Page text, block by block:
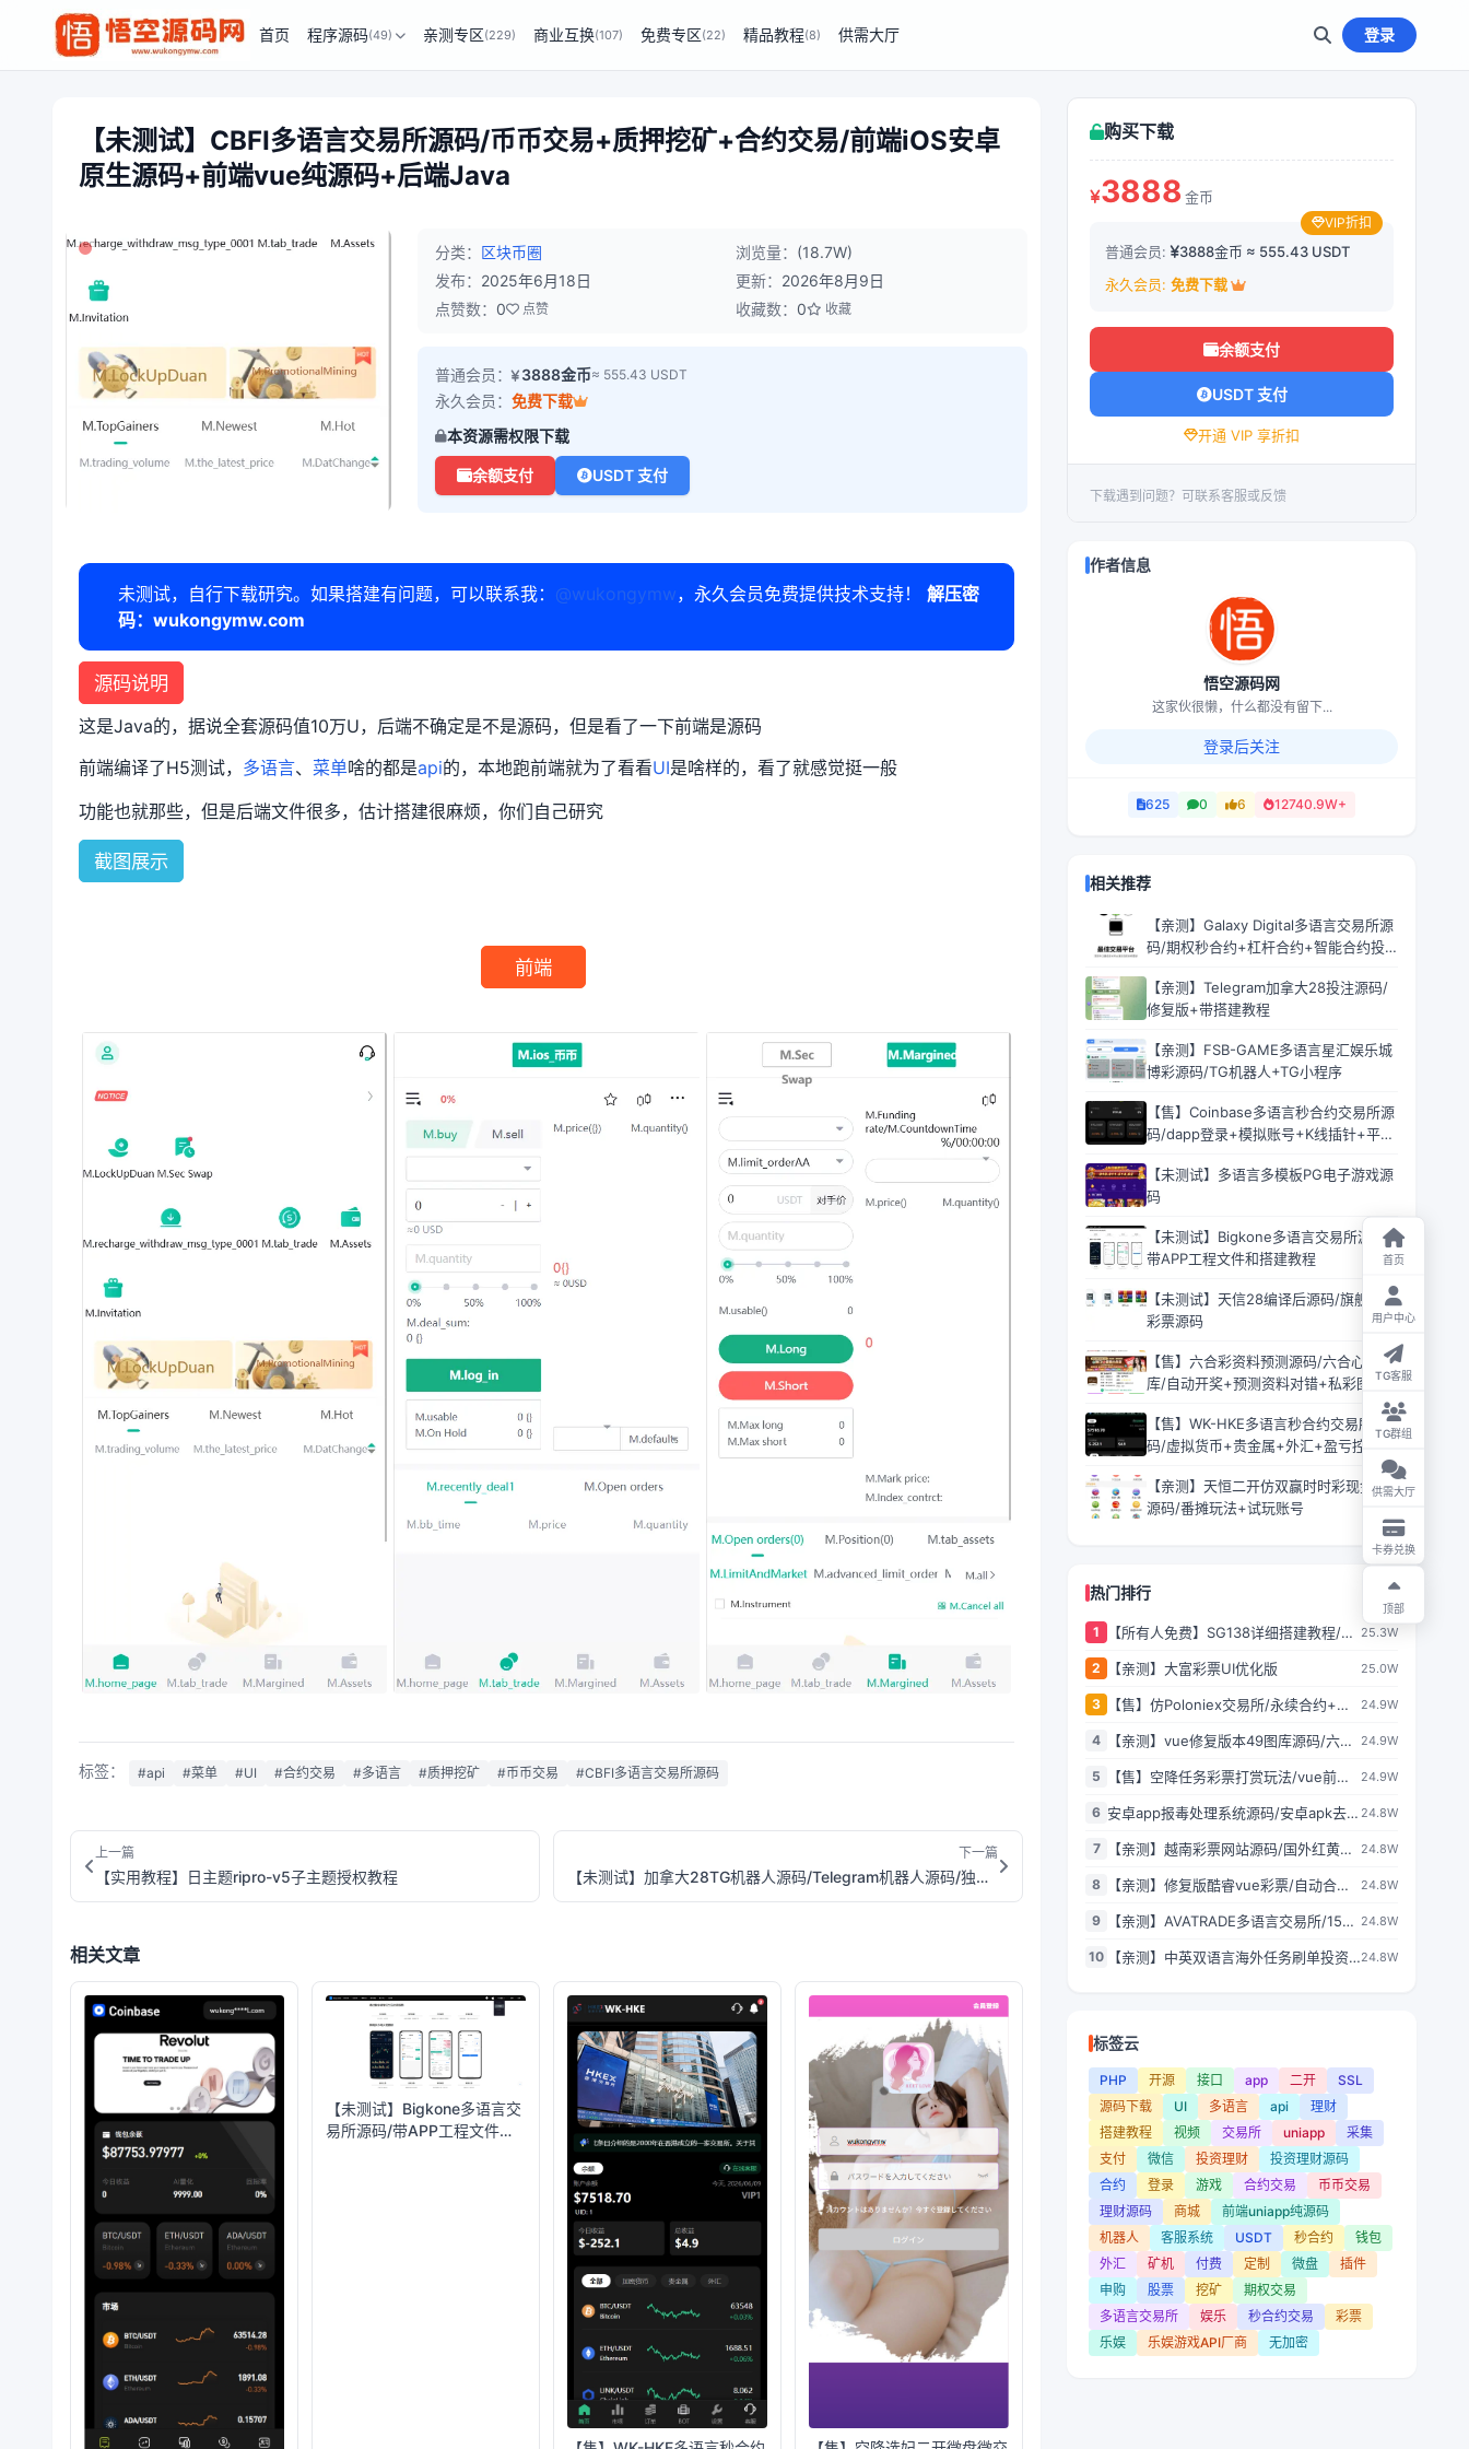
首页 程序源码(49) 亲测专区(229) 商业互换(107) 免费专区(22) 精品教程(8) 供需大厅 登录
【未测试】CBFI多语言交易所源码/币币交易+质押挖矿+合约交易/前端iOS安卓
原生源码+前端vue纯源码+后端Java
分类： 区块币圈 浏览量： (18.7W)
发布： 2025年6月18日 更新： 2026年8月9日
点赞数： 0 点赞 收藏数： 0 收藏
普通会员： 3888金币≈ 555.43 USDT
永久会员：免费下载
本资源需权限下载
余额支付 USDT 支付
未测试，自行下载研究。如果搭建有问题，可以联系我： @wukongymw，永久会员免费提供技术支持！ 解压密
码：wukongymw.com
源码说明
这是Java的，据说全套源码值10万U，后端不确定是不是源码，但是看了一下前端是源码
前端编译了H5测试， 多语言、 菜单啥的都是api的，本地跑前端就为了看看UI是啥样的，看了就感觉挺一般
功能也就那些，但是后端文件很多，估计搭建很麻烦，你们自己研究
截图展示
前端
标签： #api #菜单 #UI #合约交易 #多语言 #质押挖矿 #币币交易 #CBFI多语言交易所源码
上一篇
【实用教程】日主题ripro-v5子主题授权教程
下一篇
【未测试】加拿大28TG机器人源码/Telegram机器人源码/独立管理后台/带视频搭建教程
相关文章
【未测试】Bigkone多语言交
易所源码/带APP工程文件和
购买下载
3888 金币
VIP折扣
普通会员:
3888金币 ≈ 555.43 USDT
永久会员: 免费下载
余额支付
USDT 支付
开通 VIP 享折扣
下载遇到问题？可联系客服或反馈
作者信息
悟空源码网
这家伙很懒，什么都没有留下...
登录后关注
625 0 6 12740.9W+
相关推荐
【亲测】Galaxy Digital多语言交易所源
码/期权秒合约+杠杆合约+智能合约投
【亲测】Telegram加拿大28投注源码/
修复版+带搭建教程
【亲测】FSB-GAME多语言星汇娱乐城
博彩源码/TG机器人+TG小程序
【售】Coinbase多语言秒合约交易所源
码/dapp登录+模拟账号+K线插针+平台
【未测试】多语言多模板PG电子游戏源
码
【未测试】Bigkone多语言交易所源码/
带APP工程文件和搭建教程
【未测试】天信28编译后源码/旗舰28
彩票源码
【售】六合彩资料预测源码/六合心水图
库/自动开奖+预测资料对错+私彩图库
【售】WK-HKE多语言秒合约交易所源
码/虚拟货币+贵金属+外汇+盈亏控制
【亲测】天恒二开仿双赢时时彩现金盘
源码/番摊玩法+试玩账号
热门排行
1
【所有人免费】SG138详细搭建教程/附
25.3W
2 【亲测】大富彩票UI优化版 25.0W
3
【售】仿Poloniex交易所/永续合约+矿
开源/完美运营
24.9W
4
【亲测】vue修复版本49图库源码/六合
24.9W
5
【售】空降任务彩票打赏玩法/vue前端
+视频采集/全开源完美运营
24.9W
6 安卓app报毒处理系统源码/安卓apk去毒
自动打包+随机更换包名签名
24.8W
7
【亲测】越南彩票网站源码/国外红黄蓝
24.8W
8
【亲测】修复版酷睿vue彩票/自动合买
24.8W
9
【亲测】AVATRADE多语言交易所/15国
易+申购+矿机+风控/前端wap+pc纯源
24.8W
10
【亲测】中英双语言海外任务刷单投资
24.8W
标签云
PHP 开源 接口 app 二开
SSL
源码下载
UI 多语言 api
理财
搭建教程
视频 交易所 uniapp
采集
支付
微信 投资理财
投资理财源码
合约
登录 游戏 合约交易
币币交易
理财源码
商城
前端uniapp纯源码
机器人
客服系统 USDT 秒合约
钱包
外汇
矿机 付费 定制 微盘
插件
申购
股票 挖矿
期权交易
多语言交易所
娱乐 秒合约交易
彩票
乐娱
乐娱游戏API厂商 无加密
首页
用户中心
TG客服
TG群组
供需大厅
卡券兑换
顶部